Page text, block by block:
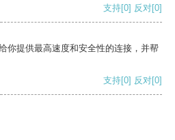
支持[0] 反对[0]
你提供最高速度和安全性的连接，并帮
支持[0] 反对[0]